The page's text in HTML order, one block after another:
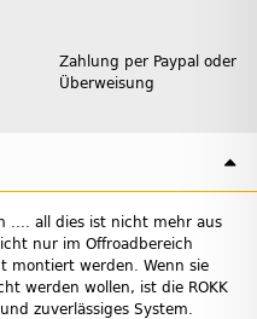
Zahlung per Paypal oder
Überweisung
.... all dies ist nicht mehr aus
nur im Offroadbereich
montiert werden. Wenn sie
werden wollen, ist die ROKK
zuverlässiges System.